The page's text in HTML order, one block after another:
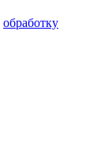
обработку